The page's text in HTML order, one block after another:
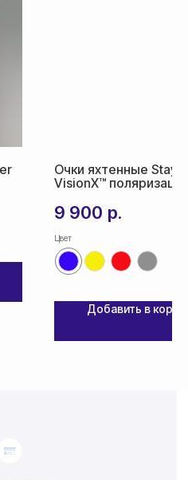
Очки яхтенные
VisionX™
9 900 р.
Цвет
Добавить в